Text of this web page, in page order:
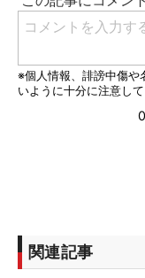
関連記事